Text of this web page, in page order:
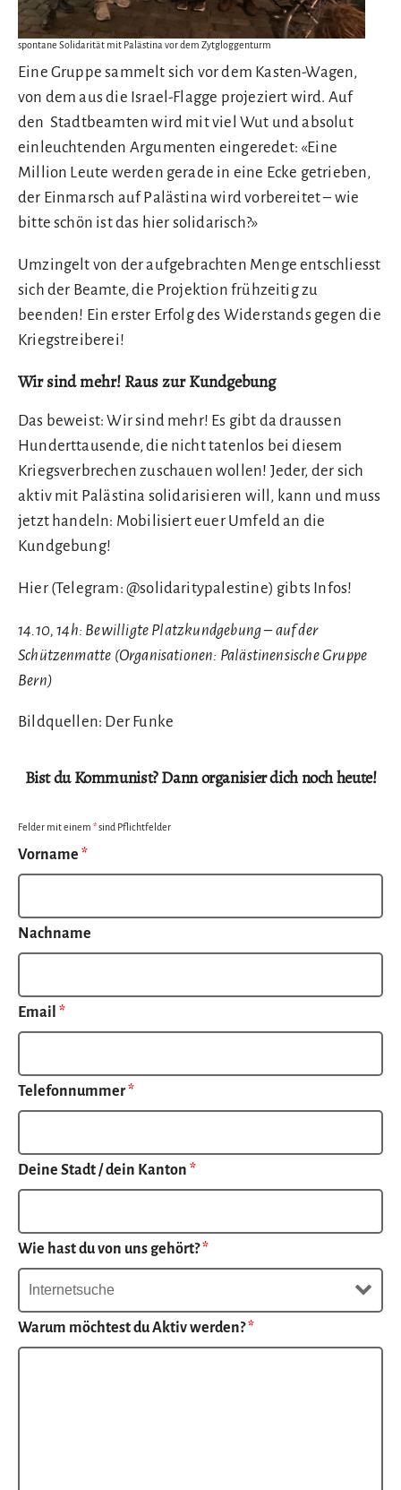
spontane Solidarität mit Palästina vor dem Zytgloggenturm
Eine Gruppe sammelt sich vor dem Kasten-Wagen,
von dem aus die Israel-Flagge projeziert wird. Auf
den Stadtbeamten wird mit viel Wut und absolut
einleuchtenden Argumenten eingeredet: «Eine
Million Leute werden gerade in eine Ecke getrieben,
der Einmarsch auf Palästina wird vorbereitet – wie
bitte schön ist das hier solidarisch?»
Umzingelt von der aufgebrachten Menge entschliesst
sich der Beamte, die Projektion frühzeitig zu
beenden! Ein erster Erfolg des Widerstands gegen die
Kriegstreiberei!
Wir sind mehr! Raus zur Kundgebung
Das beweist: Wir sind mehr! Es gibt da draussen
Hunderttausende, die nicht tatenlos bei diesem
Kriegsverbrechen zuschauen wollen! Jeder, der sich
aktiv mit Palästina solidarisieren will, kann und muss
jetzt handeln: Mobilisiert euer Umfeld an die
Kundgebung!
Hier (Telegram: @solidaritypalestine) gibts Infos!
14.10, 14h: Bewilligte Platzkundgebung – auf der
Schützenmatte (Organisationen: Palästinensische Gruppe
Bern)
Bildquellen: Der Funke
Bist du Kommunist? Dann organisier dich noch heute!
Felder mit einem *sind Pflichtfelder
Vorname *
Nachname
Email *
Telefonnummer*
Deine Stadt / dein Kanton *
Wie hast du von uns gehört?*
Warum möchtest du Aktiv werden?*